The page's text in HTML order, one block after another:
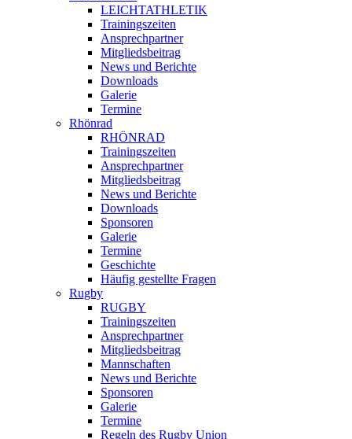
LEICHTATHLETIK
Trainingszeiten
Ansprechpartner
Mitgliedsbeitrag
News und Berichte
Downloads
Galerie
Termine
Rhönrad
RHÖNRAD
Trainingszeiten
Ansprechpartner
Mitgliedsbeitrag
News und Berichte
Downloads
Sponsoren
Galerie
Termine
Geschichte
Häufig gestellte Fragen
Rugby
RUGBY
Trainingszeiten
Ansprechpartner
Mitgliedsbeitrag
Mannschaften
News und Berichte
Sponsoren
Galerie
Termine
Regeln des Rugby Union